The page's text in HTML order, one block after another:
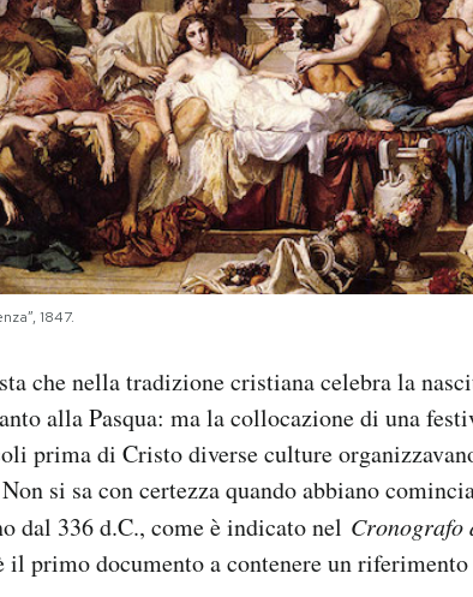
1847.
che nella tradizione cristiana celebra la
alla Pasqua: ma la collocazione di una
prima di Cristo diverse culture
si sa con certezza quando abbiano
dal 336 d.C., come è indicato nel Cronografo
il primo documento a contenere un